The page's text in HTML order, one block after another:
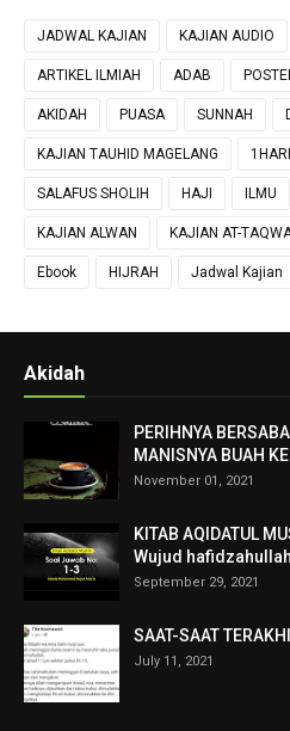
JADWAL KAJIAN KAJIAN AUDIO
ARTIKEL ILMIAH ADAB
AKIDAH PUASA SUNNAH
KAJIAN TAUHID MAGELANG
SALAFUS SHOLIH HAJI ILMU
KAJIAN ALWAN KAJIAN AT-
Ebook HIJRAH Jadwal Kajian
Akidah
PERIHNYA
MANISNYA BUAH
November 01, 2021
KITAB AQIDATUL
Wujud hafidzahullah
September 29, 2021
SAAT-SAAT
July 11, 2021